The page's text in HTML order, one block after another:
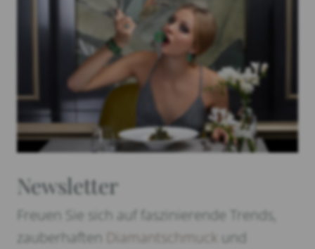
Newsletter
Freuen Sie sich auf faszinierende Trends,
zauberhaften
Diamantschmuck
und